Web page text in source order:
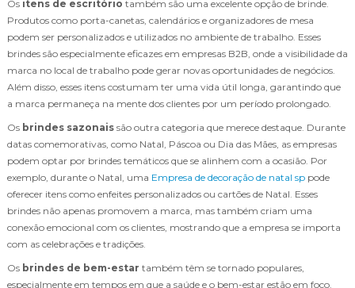
Os itens de escritório também são uma excelente opção de brinde.
Produtos como porta-canetas, calendários e organizadores de mesa
podem ser personalizados e utilizados no ambiente de trabalho. Esses
brindes são especialmente eficazes em empresas B2B, onde a visibilidade da
marca no local de trabalho pode gerar novas oportunidades de negócios.
Além disso, esses itens costumam ter uma vida útil longa, garantindo que
a marca permaneça na mente dos clientes por um período prolongado.
Os brindes sazonais são outra categoria que merece destaque. Durante
datas comemorativas, como Natal, Páscoa ou Dia das Mães, as empresas
podem optar por brindes temáticos que se alinhem com a ocasião. Por
exemplo, durante o Natal, uma Empresa de decoração de natal sp pode
oferecer itens como enfeites personalizados ou cartões de Natal. Esses
brindes não apenas promovem a marca, mas também criam uma
conexão emocional com os clientes, mostrando que a empresa se importa
com as celebrações e tradições.
Os brindes de bem-estar também têm se tornado populares,
especialmente em tempos em que a saúde e o bem-estar estão em foco.